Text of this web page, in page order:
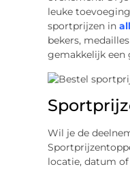
leuke
sportprijzen in
bekers,
gemakkelijk een
Wil je de
locatie, datum